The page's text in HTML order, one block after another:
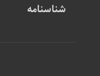
شناسنامه